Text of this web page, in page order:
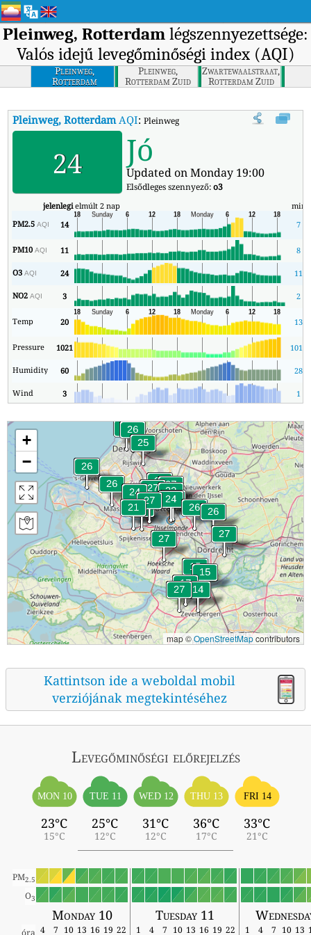
Pleinweg, Rotterdam légszennyezettsége:
Valós idejű levegőminőségi index (AQI)
Pleinweg,
Rotterdam
Pleinweg,
Rotterdam Zuid
Zwartewaalstraat,
Rotterdam Zuid
Pleinweg, RotterdamAQI:Pleinweg, Rotterdam valós idejű
24 Jó
Updated on Monday 19:00
Elsődleges szennyező:o3
jelenlegielmúlt 2 nap min
PM2.5AQI 14 7
PM10AQI 11 8
O3AQI 24 11
NO2AQI 3 2
Temp 20 13
Pressure 1021 1011
Humidity 60 28
Wind 3 1
+
−
map ©OpenStreetMapcontributors
Kattintson ide a weboldal mobil
verziójának megtekintéséhez
Levegőminőségi előrejelzés
MON 10
23°C
15°C
TUE 11
25°C
12°C
WED 12
31°C
12°C
THU 13
36°C
17°C
FRI 14
33°C
21°C
PM2.5
O3
Monday 10 Tuesday 11
óra 4 7 10 13 16 19 22 1 4 7 10 13 16 19 22 1 4 7 10 13